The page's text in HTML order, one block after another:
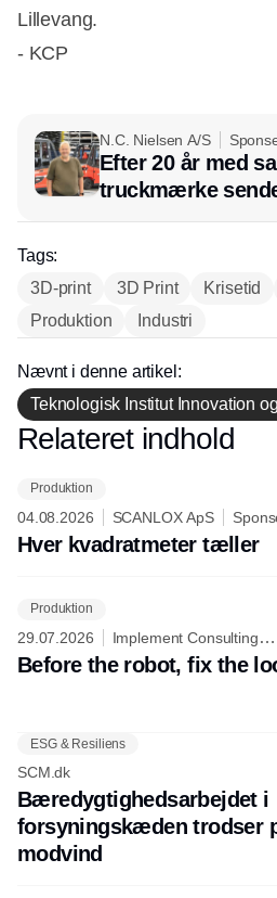
Lillevang.
- KCP
N.C. Nielsen A/S
Efter 20 år med
truckmærke
lagerchef
Tags:
3D-print
3D Print Krisetid
Produktion
Industri
Nævnt i denne artikel:
Teknologisk Institut Innovation
Annonce
Relateret indhold
Produktion
04.08.2026 SCANLOX ApS
Hver kvadratmeter tæller
Produktion
29.07.2026
Implement Consulting
Group
Before the robot, fix the
ESG & Resiliens
SCM.dk
Bæredygtighedsarbejdet i
forsyningskæden trodser
modvind